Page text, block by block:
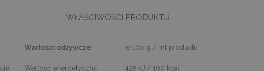
WŁAŚCIWOŚCI PRODUKTU
Wartości odżywcze w 100 g / ml produktu
Wartość energetyczna
425 kJ / 100 kcal